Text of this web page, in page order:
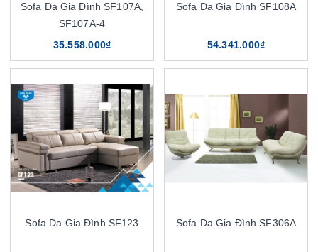
Sofa Da Gia Đình SF107A,
SF107A-4
35.558.000₫
Sofa Da Gia Đình SF108A
54.341.000₫
Sofa Da Gia Đình SF123 Sofa Da Gia Đình SF306A